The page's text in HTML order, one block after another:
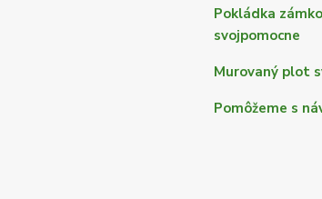
Pokládka
svojpomocne
Murovaný plot
Pomôžeme s